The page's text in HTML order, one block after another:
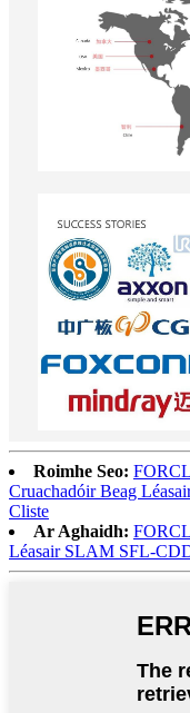
Roimhe Seo:
Cruachadóir Beag
Cliste
Ar Aghaidh:
Léasair SLAM SFL-